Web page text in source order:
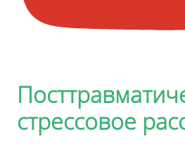
стрессовое